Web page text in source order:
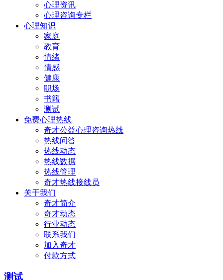
心理资讯
心理咨询专栏
心理知识
家庭
教育
情绪
情感
健康
职场
书籍
测试
免费心理热线
奇才公益心理咨询热线
热线问答
热线动态
热线数据
热线管理
奇才热线接线员
关于我们
奇才简介
奇才动态
行业动态
联系我们
加入奇才
付款方式
测试